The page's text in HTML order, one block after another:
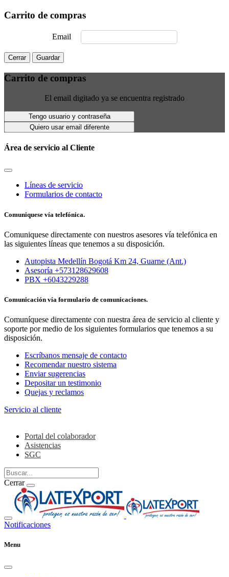
Carrito de compras
Email
Cerrar Guardar
Carrito de compras
El email digitado ya se encuentra registrado
Tengo usuario y contraseña
Quiero usar email diferente
Área de servicio al Cliente
Líneas de servicio
Formularios de contacto
Comuniquese vía telefónica.
Comuniquese directamente con nuestros asesores vía telefónica en
las siguientes líneas que tenemos a su disposición.
Autopista Medellín Bogotá Km 24, Guarne (Ant.)
Asesoría +573128629608
PBX +6043229288
Comunicación vía formulario de comunicaciones.
Comuníquese directamente con nuestra área de servicio al cliente y
soporte por medio de los siguientes formularios que tenemos a su
disposición.
Escríbanos mensaje de contacto
Recomendar nuestro sistema
Enviar sugerencias
Depositar un testimonio
Quejas y reclamos
Servicio al cliente
Portal del colaborador
Asistencias
SGC
Cerrar
Notificaciones
Menu